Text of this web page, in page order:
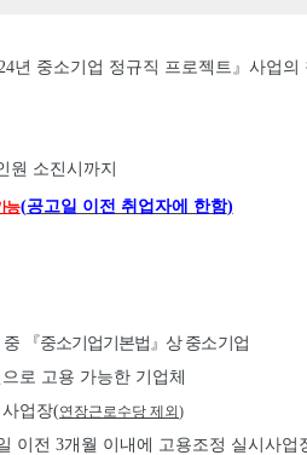
년 중소기업 정규직 프로젝트 』 사업의
원 소진시까지
능(공고일 이전 취업자에 한함)
중 『중소기업기본법 』상 중소기업
로 고용 가능한 기업체
업장(연장근로수당 제외 )
이전 3개월 이내에 고용조정 실시사업